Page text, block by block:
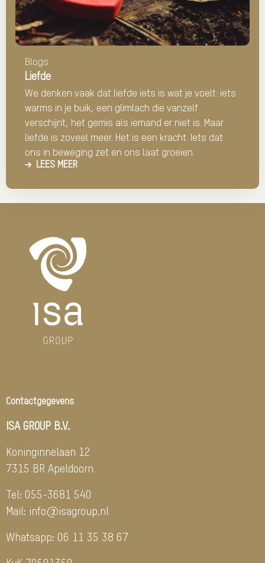
Blogs
Liefde
We denken vaak dat liefde iets is wat je voelt: iets
warms in je buik, een glimlach die vanzelf
verschijnt, het gemis als iemand er niet is. Maar
liefde is zoveel meer. Het is een kracht. Iets dat
ons in beweging zet en ons laat groeien.
LEES MEER
Contactgegevens
ISA GROUP B.V.
Koninginnelaan 12
7315 BR Apeldoorn
Tel: 055-3681 540
Mail: info@isagroup.nl
Whatsapp: 06 11 35 38 67